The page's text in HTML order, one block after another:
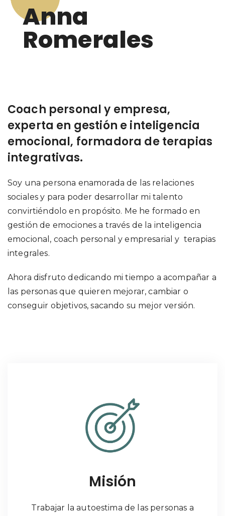
Anna
Romerales
Coach personal y empresa,
experta en gestión e inteligencia
emocional, formadora de terapias
integrativas.
Soy una persona enamorada de las relaciones
sociales y para poder desarrollar mi talento
convirtiéndolo en propósito. Me he formado en
gestión de emociones a través de la inteligencia
emocional, coach personal y empresarial y terapias
integrales.
Ahora disfruto dedicando mi tiempo a acompañar a
las personas que quieren mejorar, cambiar o
conseguir objetivos, sacando su mejor versión.
Misión
Trabajar la autoestima de las personas a